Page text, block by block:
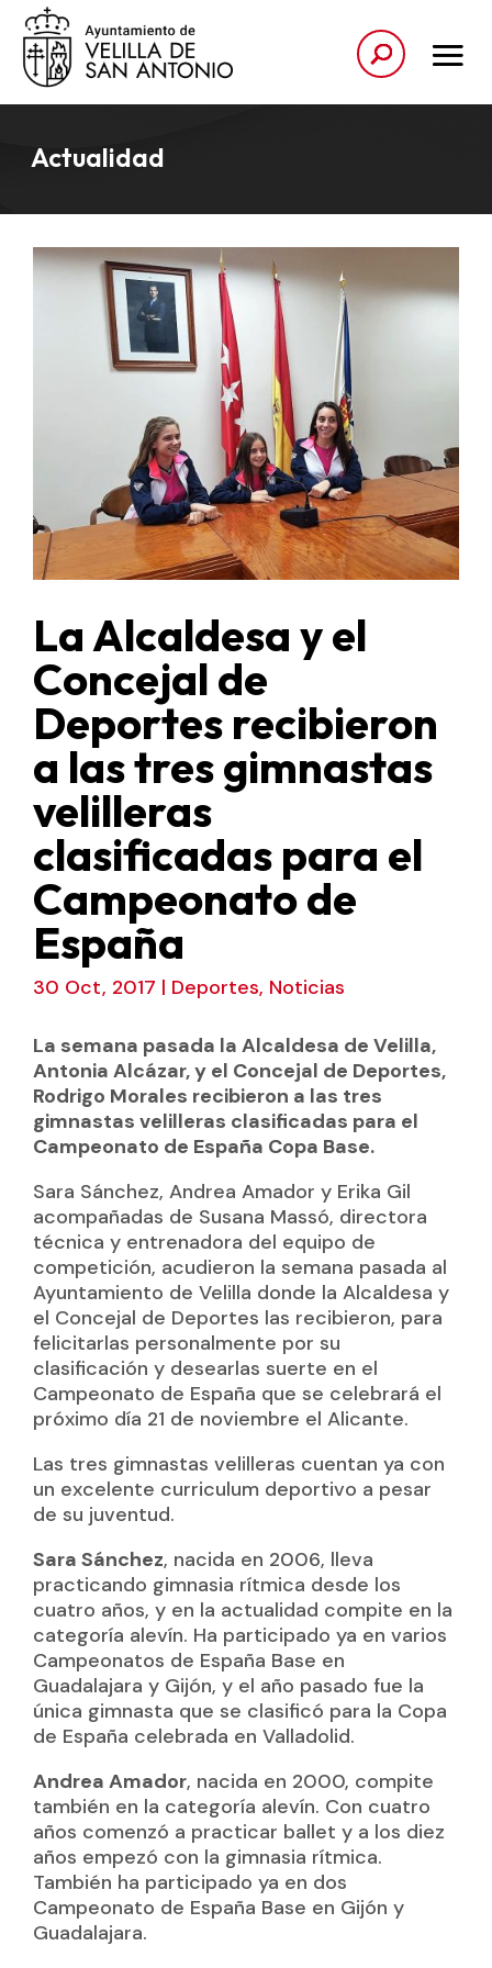
Actualidad
La Alcaldesa y el
Concejal de
Deportes recibieron
a las tres gimnastas
velilleras
clasificadas para el
Campeonato de
España
30 Oct, 2017 | Deportes, Noticias
La semana pasada la Alcaldesa de Velilla,
Antonia Alcázar, y el Concejal de Deportes,
Rodrigo Morales recibieron a las tres
gimnastas velilleras clasificadas para el
Campeonato de España Copa Base.
Sara Sánchez, Andrea Amador y Erika Gil
acompañadas de Susana Massó, directora
técnica y entrenadora del equipo de
competición, acudieron la semana pasada al
Ayuntamiento de Velilla donde la Alcaldesa y
el Concejal de Deportes las recibieron, para
felicitarlas personalmente por su
clasificación y desearlas suerte en el
Campeonato de España que se celebrará el
próximo día 21 de noviembre el Alicante.
Las tres gimnastas velilleras cuentan ya con
un excelente curriculum deportivo a pesar
de su juventud.
Sara Sánchez, nacida en 2006, lleva
practicando gimnasia rítmica desde los
cuatro años, y en la actualidad compite en la
categoría alevín. Ha participado ya en varios
Campeonatos de España Base en
Guadalajara y Gijón, y el año pasado fue la
única gimnasta que se clasificó para la Copa
de España celebrada en Valladolid.
Andrea Amador, nacida en 2000, compite
también en la categoría alevín. Con cuatro
años comenzó a practicar ballet y a los diez
años empezó con la gimnasia rítmica.
También ha participado ya en dos
Campeonato de España Base en Gijón y
Guadalajara.